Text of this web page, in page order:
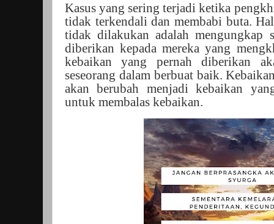
Kasus yang sering terjadi ketika
tidak terkendali dan membabi buta.
tidak dilakukan adalah mengungkap
diberikan kepada mereka yang
kebaikan yang pernah diberikan
seseorang dalam berbuat baik.
akan berubah menjadi kebaikan
untuk membalas kebaikan.